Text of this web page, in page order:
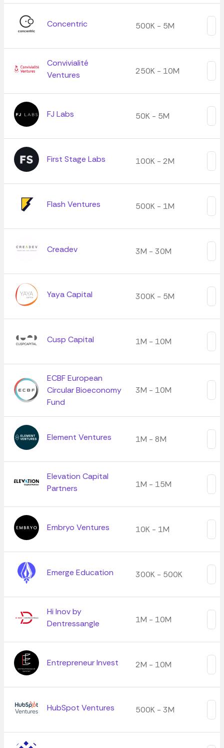
Concentric 500K - 5M
Convivialité
Ventures
250K - 10M
FJ Labs 50K - 5M
First Stage Labs 100K - 2M
Flash Ventures 500K - 1M
Creadev 3M - 30M
Yaya Capital 300K - 5M
Cusp Capital 1M - 10M
ECBF European
Circular Bioeconomy
Fund
3M - 10M
Element Ventures 1M - 8M
Elevation Capital
Partners
1M - 15M
Embryo Ventures 10K - 1M
Emerge Education 300K - 500K
Hi Inov by
Dentressangle
1M - 10M
Entrepreneur Invest 2M - 10M
HubSpot Ventures 500K - 3M